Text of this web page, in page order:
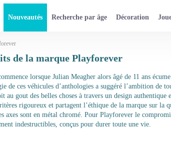
Nouveautés Recherche par âge Décoration
de la marque Playforever
lorsque Julian Meagher alors âgé de 11 ans
de ces véhicules d’anthologies a suggéré l’ambition
au gout des belles choses à travers un design
rigoureux et partagent l’éthique de la marque sur
axes sont en métal chromé. Pour Playforever le
indestructibles, conçus pour durer toute une vie.